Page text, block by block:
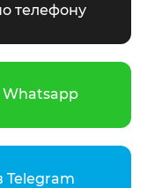
телефону
Whatsapp
Telegram